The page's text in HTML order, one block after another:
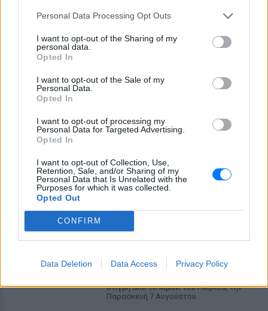
Personal Data Processing Opt Outs
I want to opt-out of the Sharing of my
personal data.
Opted In
I want to opt-out of the Sale of my
Personal Data.
Opted In
I want to opt-out of processing my
Personal Data for Targeted Advertising.
Opted In
I want to opt-out of Collection, Use,
Retention, Sale, and/or Sharing of my
Personal Data that Is Unrelated with the
Purposes for which it was collected.
Opted Out
CONFIRM
Data Deletion Data Access Privacy Policy
ΣΤΗΝ ΙΔΙΑ ΚΑΤΗΓΟΡΙΑ
Χρήστος Δάντης: «Συνάδελφοι
One""""»
ΧΤΕΣ
αχαριστία που βιώνει στον χώρο της
μουσικής, 22 χρόνια μετά τη νίκη της
Ελλάδας στη Eurovision.
«Πάω διακοπές έναν μήνα» ‑ Η
MEGA
Η κάμερα της εκπομπής «Κοινωνία Ώρα
στιγμή από το λιμάνι του Πειραιά, την
Παρασκευή 7 Αυγούστου.